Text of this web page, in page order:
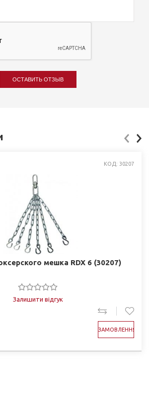
ОСТАВИТЬ ОТЗЫВ
КОД: 30207
мешка RDX 6 (30207)
Залишити відгук
ЗАМОВЛЕННЯ